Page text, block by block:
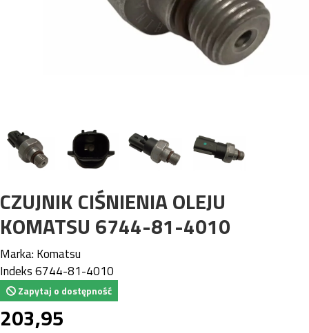
CZUJNIK CIŚNIENIA OLEJU
KOMATSU 6744-81-4010
Marka: Komatsu
Indeks6744-81-4010
Zapytaj o dostępność
203,95